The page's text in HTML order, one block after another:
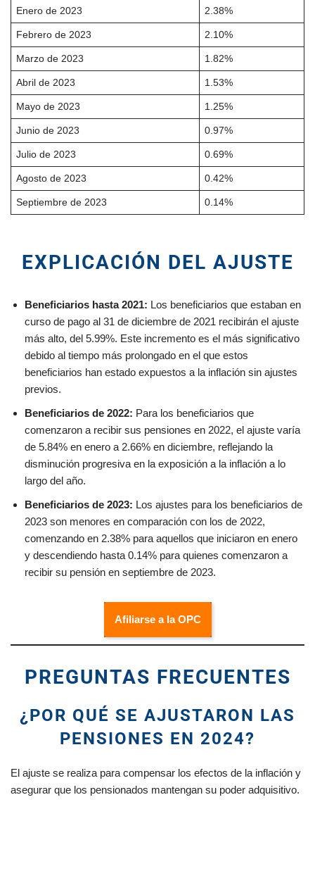
Enero de 2023 2.38%
Febrero de 2023 2.10%
Marzo de 2023 1.82%
Abril de 2023 1.53%
Mayo de 2023 1.25%
Junio de 2023 0.97%
Julio de 2023 0.69%
Agosto de 2023 0.42%
Septiembre de 2023 0.14%
EXPLICACIÓN DEL AJUSTE
Beneficiarios hasta 2021: Los beneficiarios que estaban en
curso de pago al 31 de diciembre de 2021 recibirán el ajuste
más alto, del 5.99%. Este incremento es el más significativo
debido al tiempo más prolongado en el que estos
beneficiarios han estado expuestos a la inflación sin ajustes
previos.
Beneficiarios de 2022: Para los beneficiarios que
comenzaron a recibir sus pensiones en 2022, el ajuste varía
de 5.84% en enero a 2.66% en diciembre, reflejando la
disminución progresiva en la exposición a la inflación a lo
largo del año.
Beneficiarios de 2023: Los ajustes para los beneficiarios de
2023 son menores en comparación con los de 2022,
comenzando en 2.38% para aquellos que iniciaron en enero
y descendiendo hasta 0.14% para quienes comenzaron a
recibir su pensión en septiembre de 2023.
Afiliarse a la OPC
PREGUNTAS FRECUENTES
¿POR QUÉ SE AJUSTARON LAS
PENSIONES EN 2024?
El ajuste se realiza para compensar los efectos de la inflación y
asegurar que los pensionados mantengan su poder adquisitivo.